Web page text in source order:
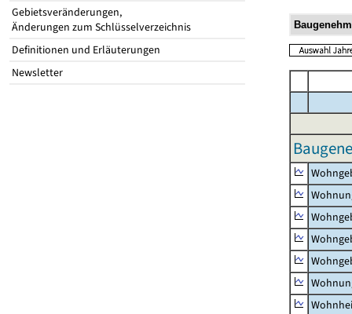
Gebietsveränderungen,
Änderungen zum Schlüsselverzeichnis
Definitionen und Erläuterungen
Newsletter